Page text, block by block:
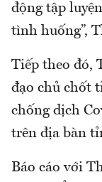
động tập
tình huống”,
Tiếp theo đó,
đạo chủ chốt
chống dịch
trên địa bàn
Báo cáo với